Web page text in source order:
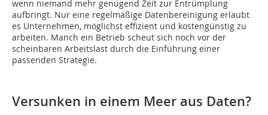
wenn niemand mehr genügend Zeit zur Entrümplung
aufbringt. Nur eine regelmäßige Datenbereinigung erlaubt
es Unternehmen, möglichst effizient und kostengünstig zu
arbeiten. Manch ein Betrieb scheut sich noch vor der
scheinbaren Arbeitslast durch die Einführung einer
passenden Strategie.
Versunken in einem Meer aus ­Daten?